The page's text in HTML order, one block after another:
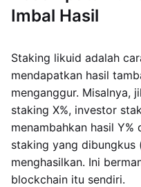
Imbal Hasil
Staking likuid adalah
mendapatkan hasil
menganggur. Misalnya,
staking X%, investor
menambahkan hasil
staking yang
menghasilkan. Ini
blockchain itu sendiri.